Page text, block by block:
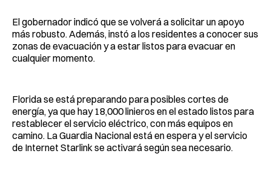
El gobernador indicó que se volverá a solicitar un apoyo
más robusto. Además, instó a los residentes a conocer sus
zonas de evacuación y a estar listos para evacuar en
cualquier momento.
Florida se está preparando para posibles cortes de
energía, ya que hay 18,000 linieros en el estado listos para
restablecer el servicio eléctrico, con más equipos en
camino. La Guardia Nacional está en espera y el servicio
de Internet Starlink se activará según sea necesario.